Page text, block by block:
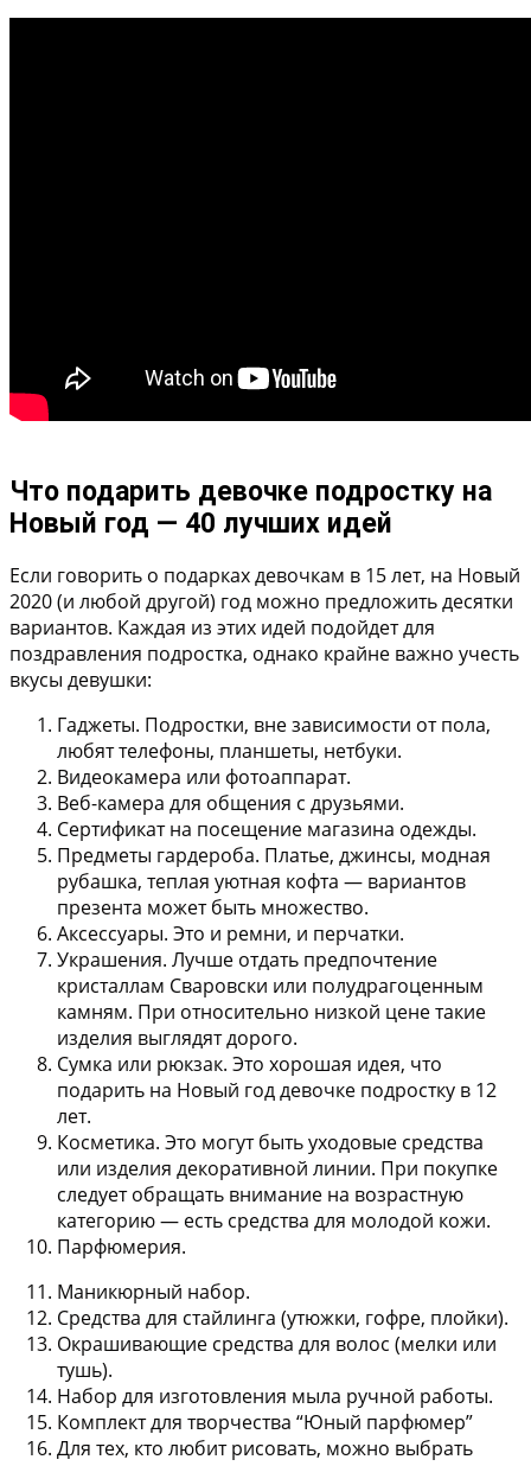
Что подарить девочке подростку на
Новый год — 40 лучших идей
Если говорить о подарках девочкам в 15 лет, на Новый
2020 (и любой другой) год можно предложить десятки
вариантов. Каждая из этих идей подойдет для
поздравления подростка, однако крайне важно учесть
вкусы девушки:
Гаджеты. Подростки, вне зависимости от пола,
любят телефоны, планшеты, нетбуки.
Видеокамера или фотоаппарат.
Веб-камера для общения с друзьями.
Сертификат на посещение магазина одежды.
Предметы гардероба. Платье, джинсы, модная
рубашка, теплая уютная кофта — вариантов
презента может быть множество.
Аксессуары. Это и ремни, и перчатки.
Украшения. Лучше отдать предпочтение
кристаллам Сваровски или полудрагоценным
камням. При относительно низкой цене такие
изделия выглядят дорого.
Сумка или рюкзак. Это хорошая идея, что
подарить на Новый год девочке подростку в 12
лет.
Косметика. Это могут быть уходовые средства
или изделия декоративной линии. При покупке
следует обращать внимание на возрастную
категорию — есть средства для молодой кожи.
Парфюмерия.
Маникюрный набор.
Средства для стайлинга (утюжки, гофре, плойки).
Окрашивающие средства для волос (мелки или
тушь).
Набор для изготовления мыла ручной работы.
Комплект для творчества “Юный парфюмер”
Для тех, кто любит рисовать, можно выбрать